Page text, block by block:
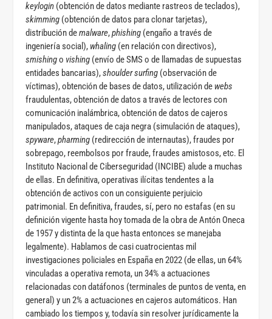
keylogin (obtención de datos mediante rastreos de teclados),
skimming (obtención de datos para clonar tarjetas),
distribución demalware,phishing (engaño a través de
ingeniería social), whaling (en relación con directivos),
smishingo vishing (envío de SMS o de llamadas de supuestas
entidades bancarias),shoulder surfing (observación de
víctimas), obtención de bases de datos, utilización de webs
fraudulentas, obtención de datos a través de lectores con
comunicación inalámbrica, obtención de datos de cajeros
manipulados, ataques de caja negra (simulación de ataques),
spyware,pharming (redirección de internautas), fraudes por
sobrepago, reembolsos por fraude, fraudes amistosos, etc. El
Instituto Nacional de Ciberseguridad (INCIBE) alude a muchas
de ellas. En definitiva, operativas ilícitas tendentes a la
obtención de activos con un consiguiente perjuicio
patrimonial. En definitiva, fraudes, sí, pero no estafas (en su
definición vigente hasta hoy tomada de la obra de Antón Oneca
de 1957 y distinta de la que hasta entonces se manejaba
legalmente). Hablamos de casi cuatrocientas mil
investigaciones policiales en España en 2022 (de ellas, un 64%
vinculadas a operativa remota, un 34% a actuaciones
relacionadas con datáfonos (terminales de puntos de venta, en
general) y un 2% a actuaciones en cajeros automáticos. Han
cambiado los tiempos y, todavía sin resolver jurídicamente la